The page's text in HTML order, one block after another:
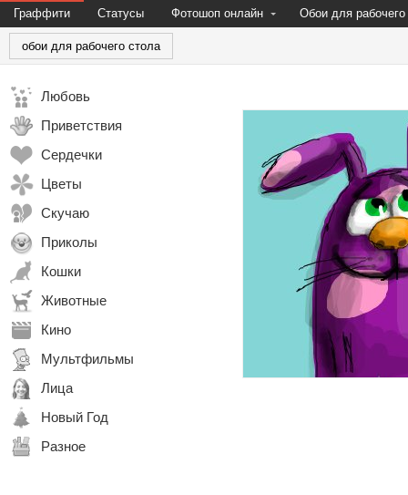
Граффити Статусы Фотошоп онлайн Обои для рабочего
обои для рабочего стола
Любовь
Приветствия
Сердечки
Цветы
Скучаю
Приколы
Кошки
Животные
Кино
Мультфильмы
Лица
Новый Год
Разное